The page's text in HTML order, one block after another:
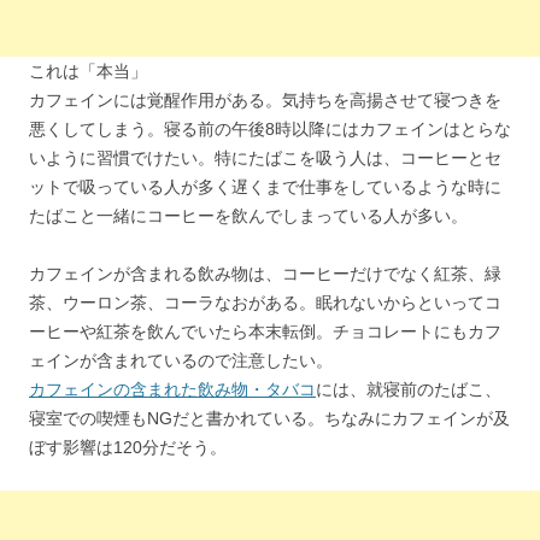
これは「本当」
カフェインには覚醒作用がある。気持ちを高揚させて寝つきを
悪くしてしまう。寝る前の午後8時以降にはカフェインはとらな
いように習慣でけたい。特にたばこを吸う人は、コーヒーとセ
ットで吸っている人が多く遅くまで仕事をしているような時に
たばこと一緒にコーヒーを飲んでしまっている人が多い。
カフェインが含まれる飲み物は、コーヒーだけでなく紅茶、緑
茶、ウーロン茶、コーラなおがある。眠れないからといってコ
ーヒーや紅茶を飲んでいたら本末転倒。チョコレートにもカフ
ェインが含まれているので注意したい。
カフェインの含まれた飲み物・タバコには、就寝前のたばこ、
寝室での喫煙もNGだと書かれている。ちなみにカフェインが及
ぼす影響は120分だそう。